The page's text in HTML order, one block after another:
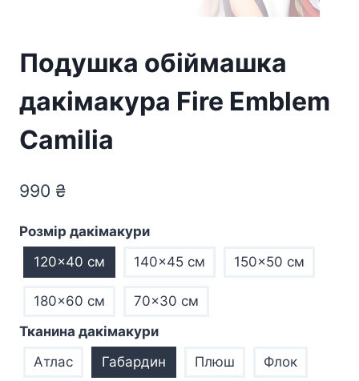
Подушка обіймашка
дакімакура Fire Emblem
Camilia
990 ₴
Розмір дакімакури
120x40 см
140x45 см 150x50 см
180x60 см
70×30 см
Тканина дакімакури
Атлас
Габардин Плюш
Флок